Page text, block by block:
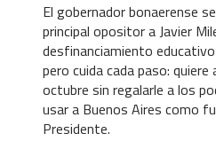
El gobernador bonaerense
principal opositor a Javier
desfinanciamiento
pero cuida cada paso:
octubre sin regalarle a los
usar a Buenos Aires como
Presidente.